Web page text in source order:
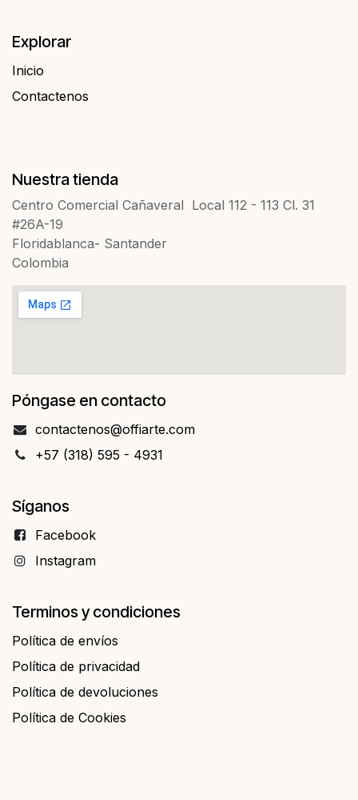
Explorar
Inicio
Contactenos​​
Nuestra tienda
Centro Comercial Cañaveral Local 112 - 113 Cl. 31
#26A-19
Floridablanca- Santander
Colombia
Póngase en contacto
contact​​enos@offiarte.com
+57 (318) 595 - 4931
Síganos
Facebo​​ok
Instagram
Terminos y condiciones
Política de envíos
Política de privacidad
Política de devoluciones
Política de Cookies